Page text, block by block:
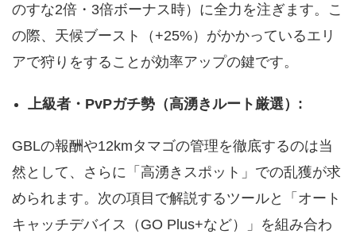
のすな2倍・3倍ボーナス時）に全力を注ぎます。こ
の際、天候ブースト（+25%）がかかっているエリ
アで狩りをすることが効率アップの鍵です。
上級者・PvPガチ勢（高湧きルート厳選）:
GBLの報酬や12kmタマゴの管理を徹底するのは当
然として、さらに「高湧きスポット」での乱獲が求
められます。次の項目で解説するツールと「オート
キャッチデバイス（GO Plus+など）」を組み合わ